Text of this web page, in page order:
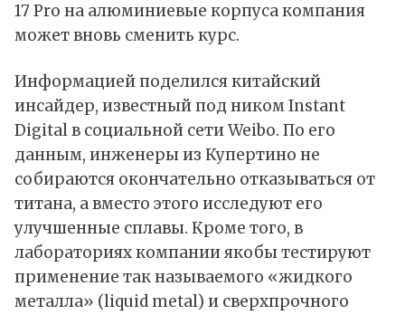
17 Pro на алюминиевые корпуса компания
может вновь сменить курс.
Информацией поделился китайский
инсайдер, известный под ником Instant
Digital в социальной сети Weibo. По его
данным, инженеры из Купертино не
собираются окончательно отказываться от
титана, а вместо этого исследуют его
улучшенные сплавы. Кроме того, в
лабораториях компании якобы тестируют
применение так называемого «жидкого
металла» (liquid metal) и сверхпрочного